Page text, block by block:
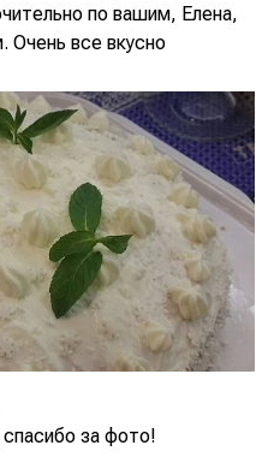
по вашим, Елена,
Очень все вкусно
за фото!